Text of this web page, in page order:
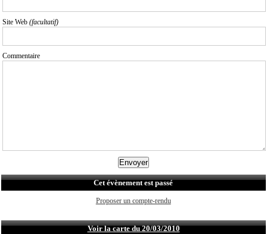
Site Web (facultatif)
Commentaire
Cet évènement est passé
Proposer un compte-rendu
Voir la carte du 20/03/2010